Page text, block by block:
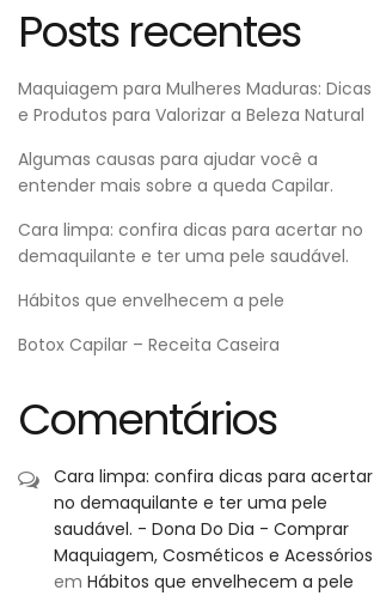
Posts recentes
Maquiagem para Mulheres Maduras: Dicas
e Produtos para Valorizar a Beleza Natural
Algumas causas para ajudar você a
entender mais sobre a queda Capilar.
Cara limpa: confira dicas para acertar no
demaquilante e ter uma pele saudável.
Hábitos que envelhecem a pele
Botox Capilar – Receita Caseira
Comentários
Cara limpa: confira dicas para acertar
no demaquilante e ter uma pele
saudável. - Dona Do Dia - Comprar
Maquiagem, Cosméticos e Acessórios
em Hábitos que envelhecem a pele